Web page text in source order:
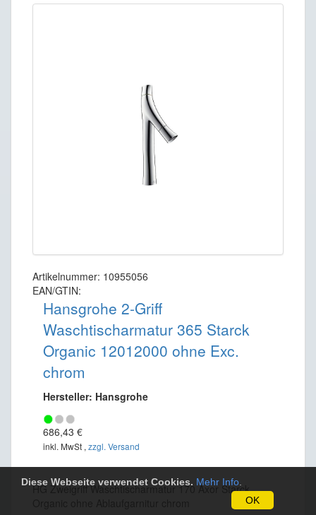
Diese Webseite verwendet Cookies. Mehr Info
OK
Artikelnummer: 10955056
EAN/GTIN:
Hansgrohe 2-Griff
Waschtischarmatur 365 Starck
Organic 12012000 ohne Exc.
chrom
Hersteller: Hansgrohe
686,43 €
inkl. MwSt , zzgl. Versand
HG Zweigriff Waschtischarmatur 170 Axor Starck